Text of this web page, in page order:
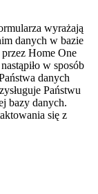
wyrażają
danych w bazie
Home One
w sposób
danych
Państwu
bazy danych.
się z